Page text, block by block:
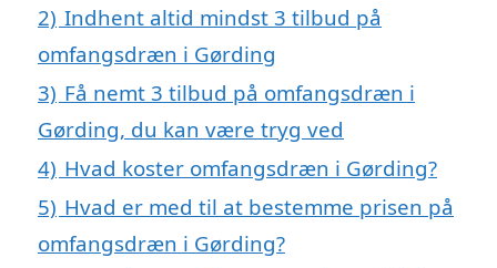
2) Indhent altid mindst 3 tilbud på
omfangsdræn i Gørding
3) Få nemt 3 tilbud på omfangsdræn i
Gørding, du kan være tryg ved
4) Hvad koster omfangsdræn i Gørding?
5) Hvad er med til at bestemme prisen på
omfangsdræn i Gørding?